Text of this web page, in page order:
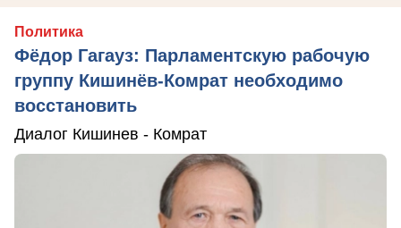
Политика
Фёдор Гагауз: Парламентскую рабочую
группу Кишинёв-Комрат необходимо
восстановить
Диалог Кишинев - Комрат